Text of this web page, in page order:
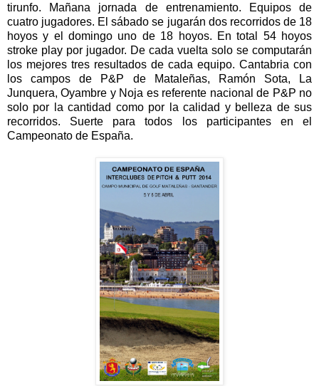
tirunfo. Mañana jornada de entrenamiento. Equipos de
cuatro jugadores. El sábado se jugarán dos recorridos de 18
hoyos y el domingo uno de 18 hoyos. En total 54 hoyos
stroke play por jugador. De cada vuelta solo se computarán
los mejores tres resultados de cada equipo. Cantabria con
los campos de P&P de Mataleñas, Ramón Sota, La
Junquera, Oyambre y Noja es referente nacional de P&P no
solo por la cantidad como por la calidad y belleza de sus
recorridos. Suerte para todos los participantes en el
Campeonato de España.